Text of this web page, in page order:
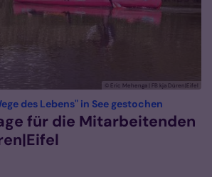
© Eric Mehenga | FB kja Düren|Eifel
des Lebens" in See gestochen
für die Mitarbeitenden